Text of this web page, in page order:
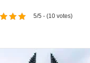
5/5 - (10 votes)